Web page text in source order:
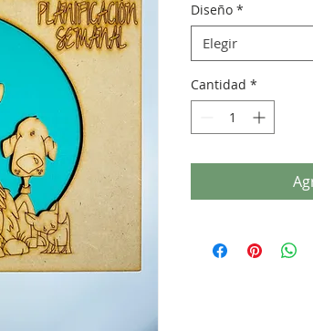
Diseño *
Elegir
Cantidad *